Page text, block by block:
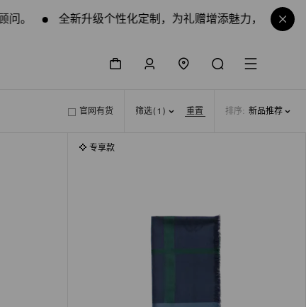
购物袋 登录/注册 门店查询 搜索
官网有货 筛选(1) 重置 排序: 新品推荐
专享款
专享款
全新升级个性化定制，为礼赠增添魅力，详情请咨询在